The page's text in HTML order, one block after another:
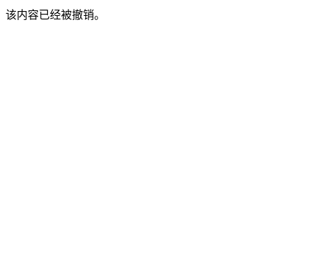
该内容已经被撤销。